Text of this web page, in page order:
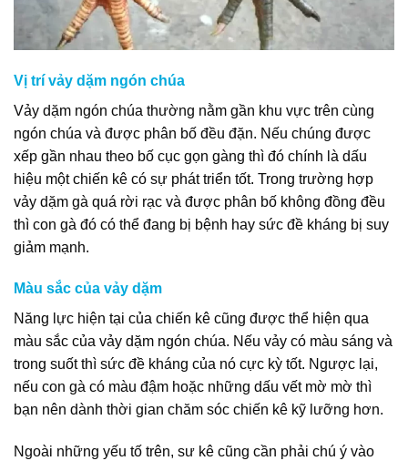
Vị trí vảy dặm ngón chúa
Vảy dặm ngón chúa thường nằm gần khu vực trên cùng
ngón chúa và được phân bố đều đặn. Nếu chúng được
xếp gần nhau theo bố cục gọn gàng thì đó chính là dấu
hiệu một chiến kê có sự phát triển tốt. Trong trường hợp
vảy dặm gà quá rời rạc và được phân bố không đồng đều
thì con gà đó có thể đang bị bệnh hay sức đề kháng bị suy
giảm mạnh.
Màu sắc của vảy dặm
Năng lực hiện tại của chiến kê cũng được thể hiện qua
màu sắc của vảy dặm ngón chúa. Nếu vảy có màu sáng và
trong suốt thì sức đề kháng của nó cực kỳ tốt. Ngược lại,
nếu con gà có màu đậm hoặc những dấu vết mờ mờ thì
bạn nên dành thời gian chăm sóc chiến kê kỹ lưỡng hơn.
Ngoài những yếu tố trên, sư kê cũng cần phải chú ý vào